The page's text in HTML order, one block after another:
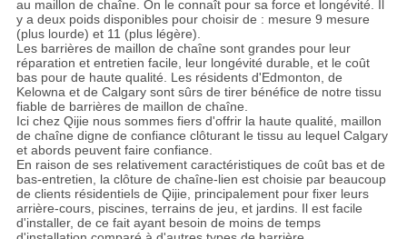
au maillon de chaîne. On le connaît pour sa force et longévité. Il
y a deux poids disponibles pour choisir de : mesure 9 mesure
(plus lourde) et 11 (plus légère).
Les barrières de maillon de chaîne sont grandes pour leur
réparation et entretien facile, leur longévité durable, et le coût
bas pour de haute qualité. Les résidents d'Edmonton, de
Kelowna et de Calgary sont sûrs de tirer bénéfice de notre tissu
fiable de barrières de maillon de chaîne.
Ici chez Qijie nous sommes fiers d'offrir la haute qualité, maillon
de chaîne digne de confiance clôturant le tissu au lequel Calgary
et abords peuvent faire confiance.
En raison de ses relativement caractéristiques de coût bas et de
bas-entretien, la clôture de chaîne-lien est choisie par beaucoup
de clients résidentiels de Qijie, principalement pour fixer leurs
arrière-cours, piscines, terrains de jeu, et jardins. Il est facile
d'installer, de ce fait ayant besoin de moins de temps